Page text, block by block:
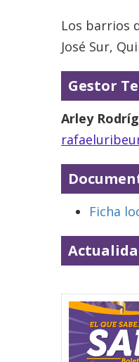
Los barrios
José Sur,
Gestor
Arley
Ficha